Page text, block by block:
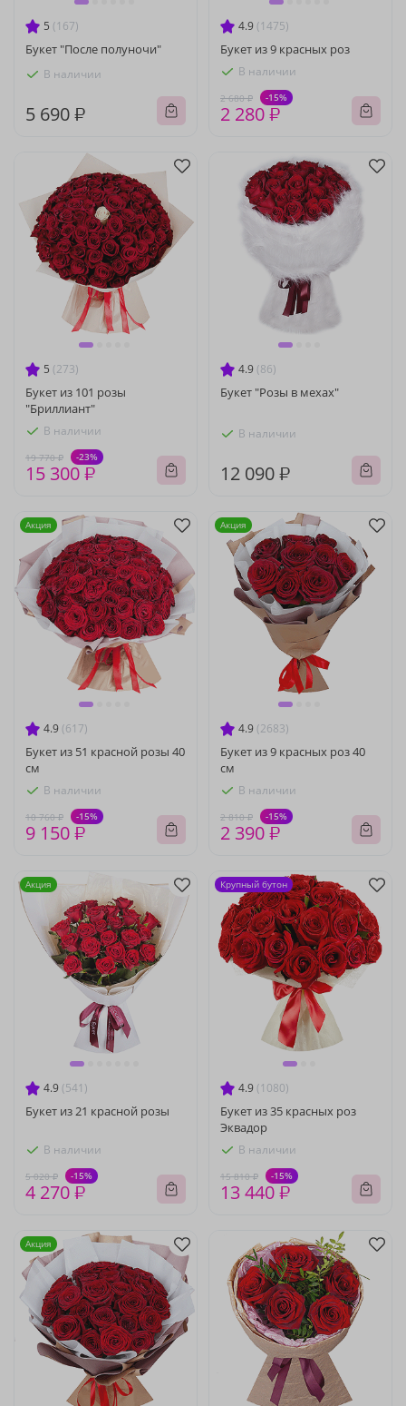
5 (167)
Букет "После полуночи"
В наличии
5 690 ₽
4.9 (1475)
Букет из 9 красных роз
В наличии
2 680 ₽ -15%
2 280 ₽
5 (273)
Букет из 101 розы
"Бриллиант"
В наличии
19 770 ₽ -23%
15 300 ₽
4.9 (86)
Букет "Розы в мехах"
В наличии
12 090 ₽
4.9 (617)
Букет из 51 красной розы 40
см
В наличии
10 760 ₽ -15%
9 150 ₽
Акция
4.9 (2683)
Букет из 9 красных роз 40
см
В наличии
2 810 ₽ -15%
2 390 ₽
Акция
4.9 (541)
Букет из 21 красной розы
В наличии
5 020 ₽ -15%
4 270 ₽
Акция
4.9 (1080)
Букет из 35 красных роз
Эквадор
В наличии
15 810 ₽ -15%
13 440 ₽
Крупный бутон
Акция